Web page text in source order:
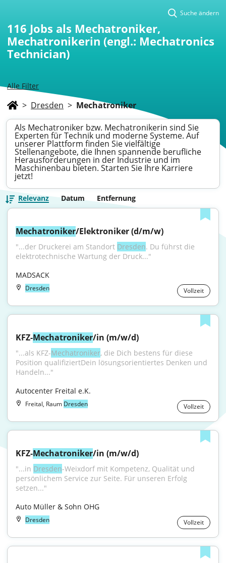
Alle Filter
Suche ändern
116 Jobs als Mechatroniker,
Mechatronikerin (engl.: Mechatronics
Technician)
> Dresden > Mechatroniker
Als Mechatroniker bzw. Mechatronikerin sind Sie
Experten für Technik und moderne Systeme. Auf
unserer Plattform finden Sie vielfältige
Stellenangebote, die Ihnen spannende berufliche
Herausforderungen in der Industrie und im
Maschinenbau bieten. Starten Sie Ihre Karriere
jetzt!
Relevanz Datum Entfernung
Mechatroniker/Elektroniker (d/m/w)
"...der Druckerei am Standort Dresden. Du führst die
elektrotechnische Wartung der Druck..."
MADSACK
Dresden Vollzeit
KFZ-Mechatroniker/in (m/w/d)
"...als KFZ-Mechatroniker, die Dich bestens für diese
Position qualifiziertDein lösungsorientiertes Denken und
Handeln..."
Autocenter Freital e.K.
Freital, Raum Dresden Vollzeit
KFZ-Mechatroniker/in (m/w/d)
"...in Dresden-Weixdorf mit Kompetenz, Qualität und
persönlichem Service zur Seite. Für unseren Erfolg
setzen..."
Auto Müller & Sohn OHG
Dresden Vollzeit